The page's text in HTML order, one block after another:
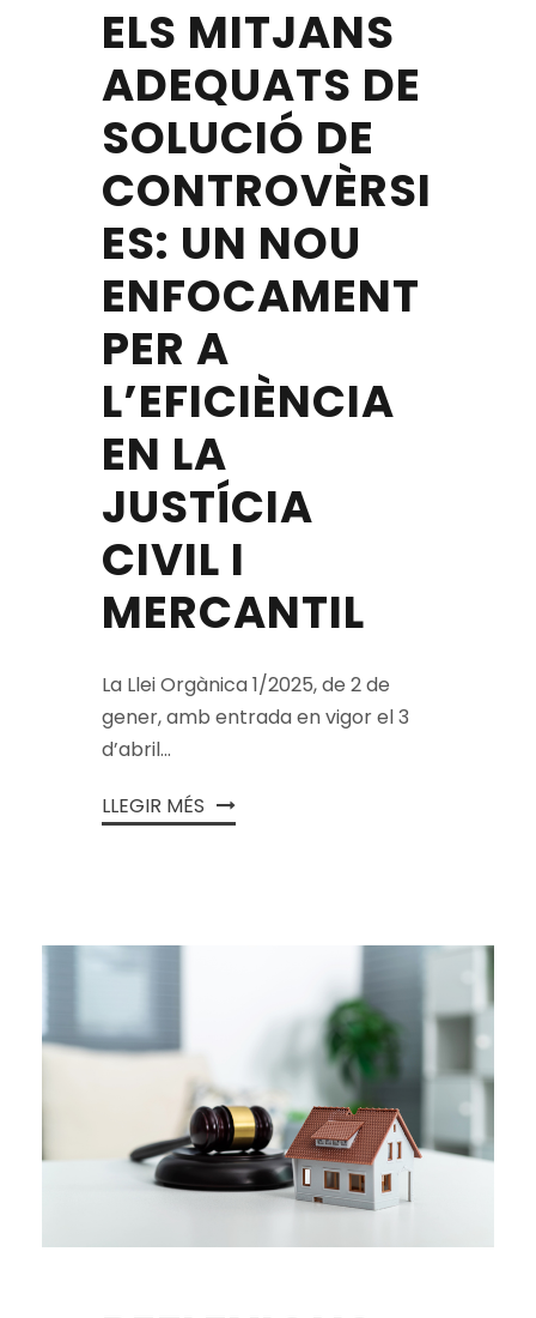
ELS MITJANS
ADEQUATS DE
SOLUCIÓ DE
CONTROVÈRSI
ES: UN NOU
ENFOCAMENT
PER A
L’EFICIÈNCIA
EN LA
JUSTÍCIA
CIVIL I
MERCANTIL
La Llei Orgànica 1/2025, de 2 de
gener, amb entrada en vigor el 3
d’abril...
LLEGIR MÉS